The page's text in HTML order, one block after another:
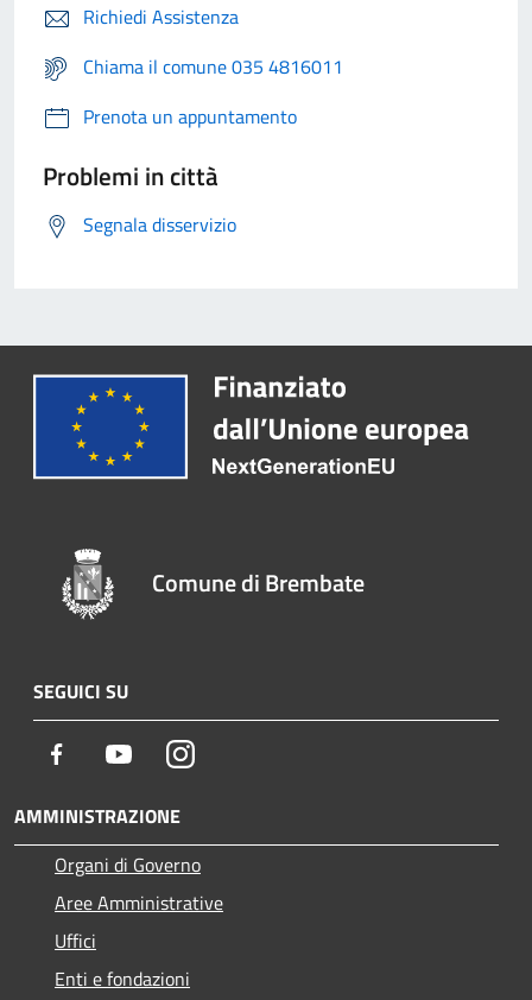
Richiedi Assistenza
Chiama il comune 035 4816011
Prenota un appuntamento
Problemi in città
Segnala disservizio
Comune di Brembate
SEGUICI SU
Facebook YoutubeInstagram
AMMINISTRAZIONE
Organi di Governo
Aree Amministrative
Uffici
Enti e fondazioni